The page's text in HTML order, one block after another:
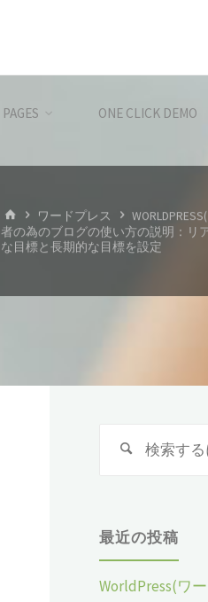
PAGES ONE CLICK DEMO
ホ
ー
ム
ワードプレス
者の為のブログの使い方の説明：リ
な目標と長期的な目標を設定
検
最近の投稿
WorldPress(ワ